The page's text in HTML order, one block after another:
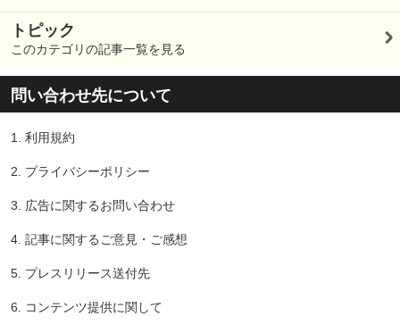
トピック
このカテゴリの記事一覧を見る
問い合わせ先について
1. 利用規約
2. プライバシーポリシー
3. 広告に関するお問い合わせ
4. 記事に関するご意見・ご感想
5. プレスリリース送付先
6. コンテンツ提供に関して